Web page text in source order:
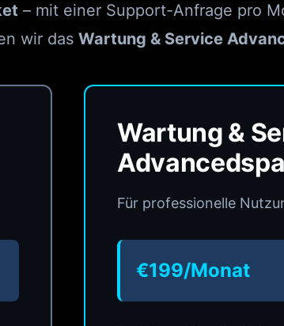
– mit einer Support-Anfrage pro
wir das Wartung & Service
Wartung &
Für professionelle
€199/Monat